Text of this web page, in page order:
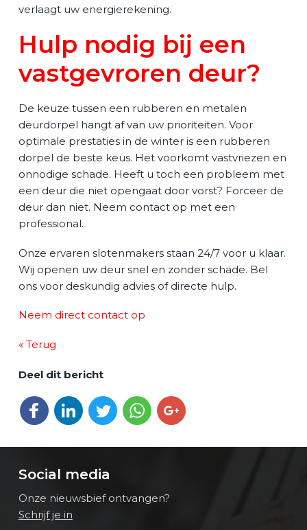
verlaagt uw energierekening.
Hulp nodig bij een
vastgevroren deur?
De keuze tussen een rubberen en metalen
deurdorpel hangt af van uw prioriteiten. Voor
optimale prestaties in de winter is een rubberen
dorpel de beste keus. Het voorkomt vastvriezen en
onnodige schade. Heeft u toch een probleem met
een deur die niet opengaat door vorst? Forceer de
deur dan niet. Neem contact op met een
professional.
Onze ervaren slotenmakers staan 24/7 voor u klaar.
Wij openen uw deur snel en zonder schade. Bel
ons voor deskundig advies of directe hulp.
Neem direct contact op
« Terug
Deel dit bericht
Deel op Facebook
Deel op LinkedInDeel op TwitterDeel via WhatsApp
Deel op Google+
Social media
Onze nieuwsbief ontvangen?
Schrijf je in